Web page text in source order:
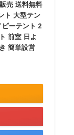
売 送料無料
ト 大型テン
ピーテント 2
前室 日よ
簡単設営